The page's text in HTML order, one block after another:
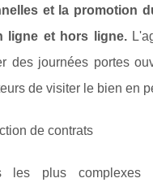
et la promotion
ligne et hors ligne.
des journées portes
de visiter le bien en
de contrats
les plus complexes